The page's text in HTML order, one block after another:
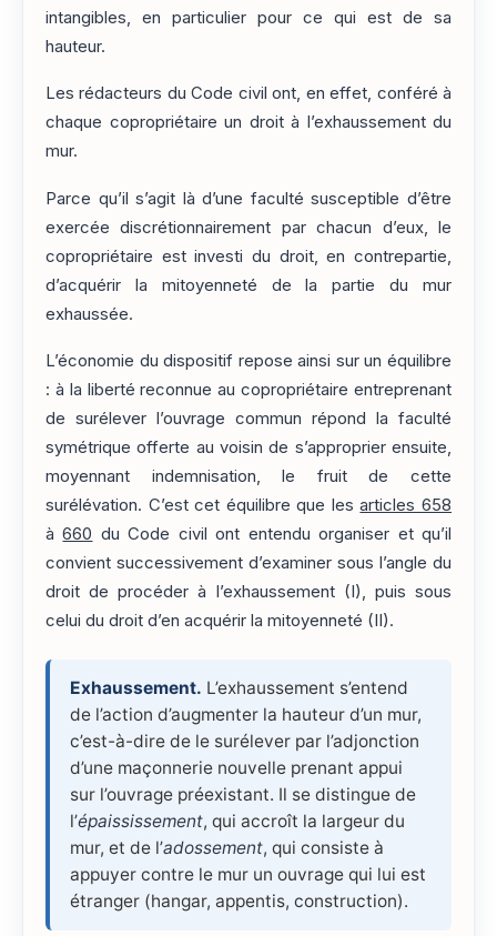
intangibles, en particulier pour ce qui est de sa
hauteur.
Les rédacteurs du Code civil ont, en effet, conféré à
chaque copropriétaire un droit à l’exhaussement du
mur.
Parce qu’il s’agit là d’une faculté susceptible d’être
exercée discrétionnairement par chacun d’eux, le
copropriétaire est investi du droit, en contrepartie,
d’acquérir la mitoyenneté de la partie du mur
exhaussée.
L’économie du dispositif repose ainsi sur un équilibre
: à la liberté reconnue au copropriétaire entreprenant
de surélever l’ouvrage commun répond la faculté
symétrique offerte au voisin de s’approprier ensuite,
moyennant indemnisation, le fruit de cette
surélévation. C’est cet équilibre que lesarticles 658
à660 du Code civil ont entendu organiser et qu’il
convient successivement d’examiner sous l’angle du
droit de procéder à l’exhaussement (I), puis sous
celui du droit d’en acquérir la mitoyenneté (II).
Exhaussement. L’exhaussement s’entend
de l’action d’augmenter la hauteur d’un mur,
c’est-à-dire de le surélever par l’adjonction
d’une maçonnerie nouvelle prenant appui
sur l’ouvrage préexistant. Il se distingue de
l’épaississement, qui accroît la largeur du
mur, et de l’adossement, qui consiste à
appuyer contre le mur un ouvrage qui lui est
étranger (hangar, appentis, construction).